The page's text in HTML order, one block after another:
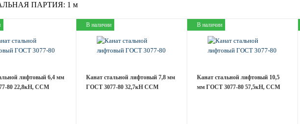
ПАРТИЯ: 1 м
лифтовый 6,4 мм
80 22,8кН, ССМ
В наличии
Канат стальной лифтовый 7,8 мм
ГОСТ 3077-80 32,7кН ССМ
В наличии
Канат стальной лифтовый 10,5
мм ГОСТ 3077-80 57,5кН, ССМ